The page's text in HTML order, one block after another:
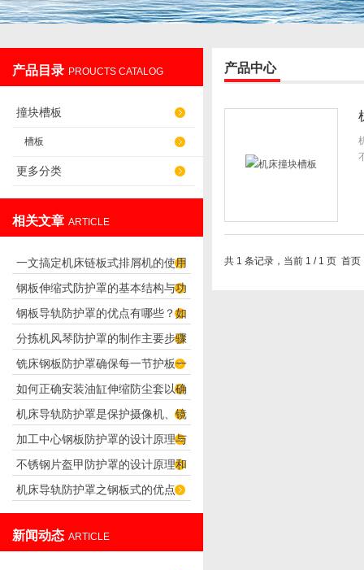
盐山华蒴机床附件制造有限公司
产品目录 PROUCTS CATALOG
撞块槽板
槽板
更多分类
相关文章 ARTICLE
一文搞定机床链板式排屑机的使用
方法
钢板伸缩式防护罩的基本结构与功
能介绍
钢板导轨防护罩的优点有哪些？如
何安装？
分拣机风琴防护罩的制作主要步骤
与作用分析
铣床钢板防护罩确保每一节护板一
起平行摆开
如何正确安装油缸伸缩防尘套以确
保其有效工作？
机床导轨防护罩是保护摄像机、镜
头正常工作的防护罩
加工中心钢板防护罩的设计原理与
应用
不锈钢片盔甲防护罩的设计原理和
应用
机床导轨防护罩之钢板式的优点
新闻动态 ARTICLE
产品中心
共 1 条记录，当前 1 / 1 页 首